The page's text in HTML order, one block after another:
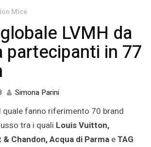
Mice
LVMH da
partecipanti in 77
17
2018
Simona Parini
quale fanno riferimento 70 brand
tra i quali Louis Vuitton,
Chandon, Acqua di Parma eTAG